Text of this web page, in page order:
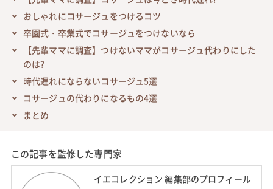
おしゃれにコサージュをつけるコツ
卒園式・卒業式でコサージュをつけないなら
【先輩ママに調査】つけないママがコサージュ代わりにした
のは?
時代遅れにならないコサージュ5選
コサージュの代わりになるもの4選
まとめ
この記事を監修した専門家
イエコレクション 編集部のプロフィール